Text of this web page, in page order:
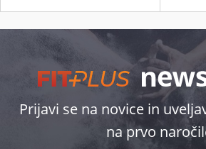
Prijavi se na novice in
na prvo